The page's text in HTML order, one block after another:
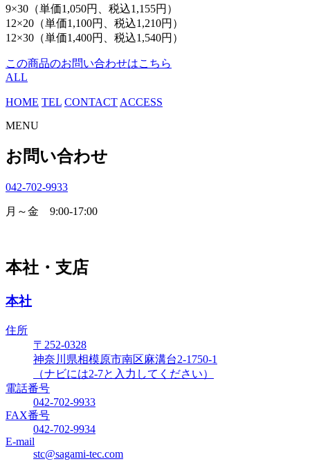
9×30（単価1,050円、税込1,155円）
12×20（単価1,100円、税込1,210円）
12×30（単価1,400円、税込1,540円）
この商品のお問い合わせはこちら
ALL
HOME TEL CONTACT ACCESS
MENU
お問い合わせ
042-702-9933
月～金 9:00-17:00
本社・支店
本社
住所
〒252-0328
神奈川県相模原市南区麻溝台2-1750-1
（ナビには2-7と入力してください）
電話番号
042-702-9933
FAX番号
042-702-9934
E-mail
stc@sagami-tec.com